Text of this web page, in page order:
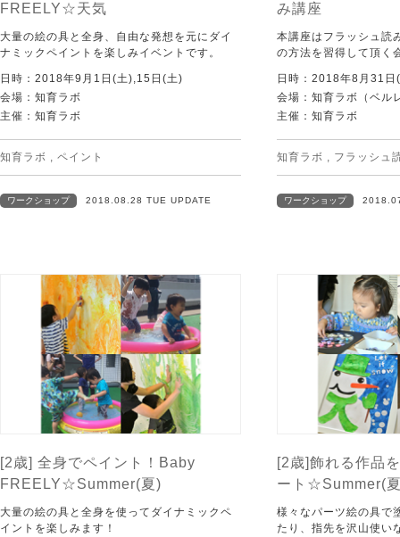
FREELY☆天気
大量の絵の具と全身、自由な発想を元にダイ
ナミックペイントを楽しみイベントです。
日時：2018年9月1日(土),15日(土)
会場：知育ラボ
主催：知育ラボ
知育ラボ , ペイント
ワークショップ 2018.08.28 TUE UPDATE
み講座
本講座はフラッシュ読
の方法を習得して頂く
日時：2018年8月31日
会場：知育ラボ（ベル
主催：知育ラボ
知育ラボ , フラッシュ
ワークショップ
[2歳] 全身でペイント！Baby
FREELY☆Summer(夏)
大量の絵の具と全身を使ってダイナミックペ
イントを楽しみます！
[2歳]飾れる作品
ート☆Summer(
様々なパーツ絵の具で
たり、指先を沢山使い